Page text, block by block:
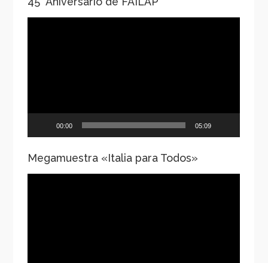
00:00 05:09
Megamuestra «Italia para Todos»